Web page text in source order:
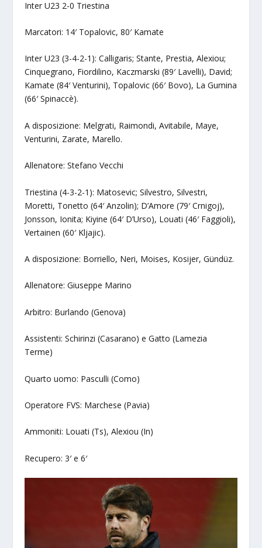
Inter U23 2-0 Triestina
Marcatori: 14′ Topalovic, 80′ Kamate
Inter U23 (3-4-2-1): Calligaris; Stante, Prestia, Alexiou;
Cinquegrano, Fiordilino, Kaczmarski (89′ Lavelli), David;
Kamate (84′ Venturini), Topalovic (66′ Bovo), La Gumina
(66′ Spinaccè).
A disposizione: Melgrati, Raimondi, Avitabile, Maye,
Venturini, Zarate, Marello.
Allenatore: Stefano Vecchi
Triestina (4-3-2-1): Matosevic; Silvestro, Silvestri,
Moretti, Tonetto (64′ Anzolin); D’Amore (79′ Crnigoj),
Jonsson, Ionita; Kiyine (64′ D’Urso), Louati (46′ Faggioli),
Vertainen (60′ Kljajic).
A disposizione: Borriello, Neri, Moises, Kosijer, Gündüz.
Allenatore: Giuseppe Marino
Arbitro: Burlando (Genova)
Assistenti: Schirinzi (Casarano) e Gatto (Lamezia
Terme)
Quarto uomo: Pasculli (Como)
Operatore FVS: Marchese (Pavia)
Ammoniti: Louati (Ts), Alexiou (In)
Recupero: 3′ e 6′